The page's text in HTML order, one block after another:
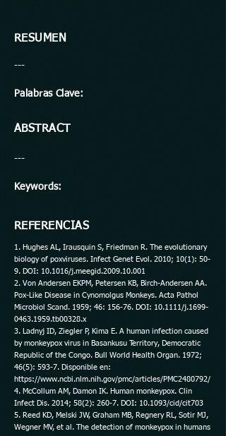
RESUMEN
---
Palabras Clave:
ABSTRACT
---
Keywords:
REFERENCIAS
1. Hughes AL, Irausquin S, Friedman R. The evolutionary
biology of poxviruses. Infect Genet Evol. 2010; 10(1): 50-
9. DOI: 10.1016/j.meegid.2009.10.001
2. Von Andersen EKPM, Petersen KB, Birch-Andersen AA.
Pox-Like Disease in Cynomolgus Monkeys. Acta Pathol
Microbiol Scand. 1959; 46: 156-76. DOI: 10.1111/j.1699-
0463.1959.tb00328.x
3. Ladnyj ID, Ziegler P, Kima E. A human infection caused
by monkeypox virus in Basankusu Territory, Democratic
Republic of the Congo. Bull World Health Organ. 1972;
46(5): 593-7. Disponible en:
https://www.ncbi.nlm.nih.gov/pmc/articles/PMC2480792/
4. McCollum AM, Damon IK. Human monkeypox. Clin
Infect Dis. 2014; 58(2): 260-7. DOI: 10.1093/cid/cit703
5. Reed KD, Melski JW, Graham MB, Regnery RL, Sotir MJ,
Wegner MV, et al. The detection of monkeypox in humans